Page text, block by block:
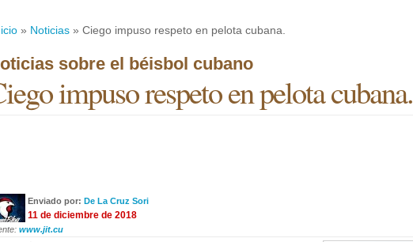
» Noticias » Ciego impuso respeto en pelota cubana.
sobre el béisbol cubano
impuso respeto en pelota cubana.
Enviado por: De La Cruz Sori
11 de diciembre de 2018
www.jit.cu